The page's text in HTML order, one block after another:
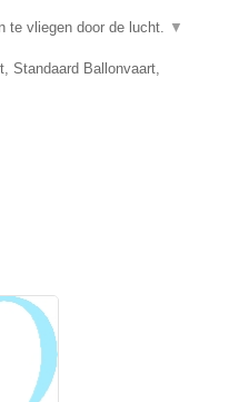
te vliegen door de lucht. ▼
Standaard Ballonvaart,